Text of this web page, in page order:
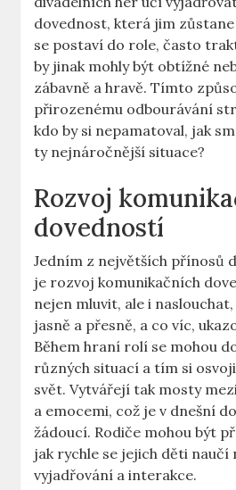
dovednost, která jim
se postaví do role, často
by jinak mohly být obtížné
zábavně a hravě. Tímto
přirozenému odbourávání
kdo by si nepamatoval, jak
ty nejnáročnější situace?
Rozvoj
dovedností
Jedním z největších přínosů
je rozvoj komunikačních
nejen mluvit, ale i
jasně a přesně, a co víc,
Během hraní rolí se mohou
různých situací a tím si
svět. Vytvářejí tak mosty
a emocemi, což je v dnešní
žádoucí. Rodiče mohou být
jak rychle se jejich děti naučí
vyjadřování a interakce.